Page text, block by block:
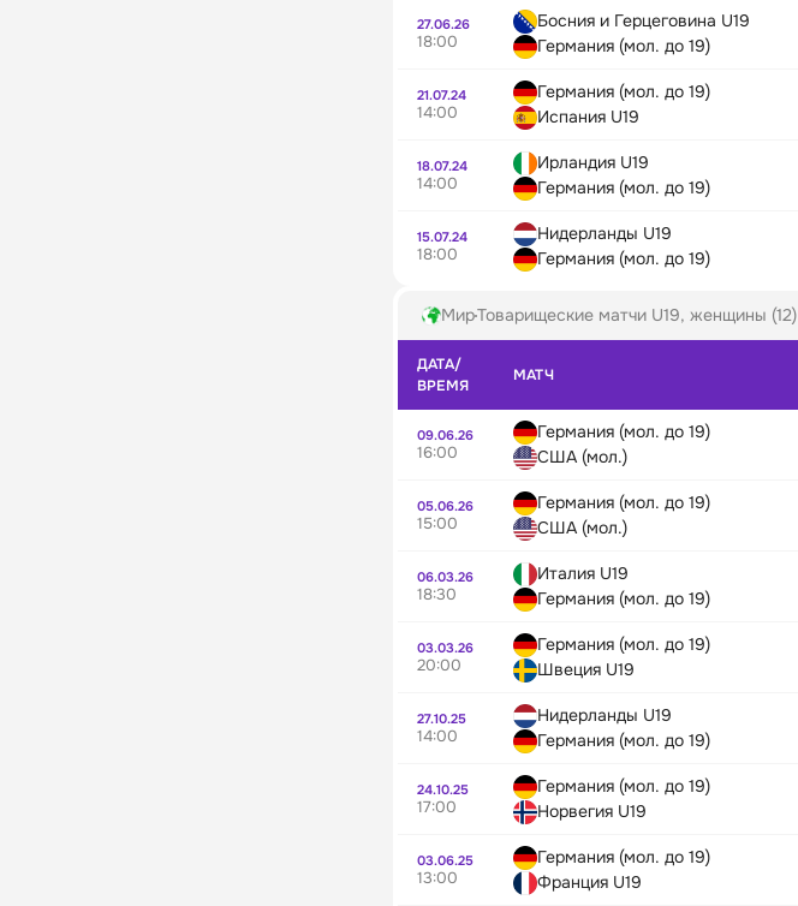
27.06.26
18:00
Босния и Герцеговина U19
Германия (мол. до 19)
21.07.24
14:00
Германия (мол. до 19)
Испания U19
18.07.24
14:00
Ирландия U19
Германия (мол. до 19)
15.07.24
18:00
Нидерланды U19
Германия (мол. до 19)
МирТоварищеские матчи U19, женщины (12)
ДАТА/
ВРЕМЯ
МАТЧ
09.06.26
16:00
Германия (мол. до 19)
США (мол.)
05.06.26
15:00
Германия (мол. до 19)
США (мол.)
06.03.26
18:30
Италия U19
Германия (мол. до 19)
03.03.26
20:00
Германия (мол. до 19)
Швеция U19
27.10.25
14:00
Нидерланды U19
Германия (мол. до 19)
24.10.25
17:00
Германия (мол. до 19)
Норвегия U19
03.06.25
13:00
Германия (мол. до 19)
Франция U19